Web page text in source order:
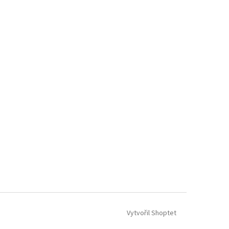
Vytvořil Shoptet